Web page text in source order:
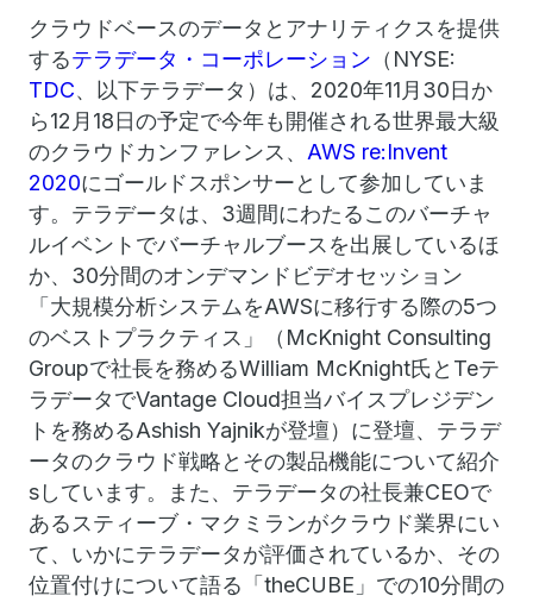
クラウドベースのデータとアナリティクスを提供
するテラデータ・コーポレーション （NYSE:
TDC、以下テラデータ）は、2020年11月30日か
ら12月18日の予定で今年も開催される世界最大級
のクラウドカンファレンス、 AWS re:Invent
2020にゴールドスポンサーとして参加していま
す。テラデータは、3週間にわたるこのバーチャ
ルイベントでバーチャルブースを出展しているほ
か、30分間のオンデマンドビデオセッション
「大規模分析システムをAWSに移行する際の5つ
のベストプラクティス」（McKnight Consulting
Groupで社長を務めるWilliam McKnight氏とTeテ
ラデータでVantage Cloud担当バイスプレジデン
トを務めるAshish Yajnikが登壇）に登壇、テラデ
ータのクラウド戦略とその製品機能について紹介
sしています。また、テラデータの社長兼CEOで
あるスティーブ・マクミランがクラウド業界にい
て、いかにテラデータが評価されているか、その
位置付けについて語る「theCUBE」での10分間の